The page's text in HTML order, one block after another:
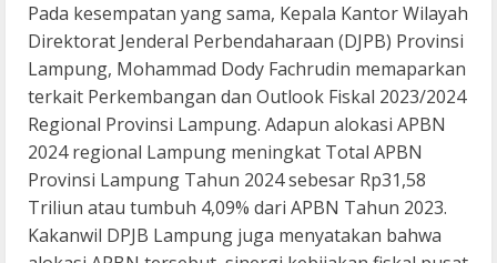
Pada kesempatan yang sama, Kepala Kantor Wilayah
Direktorat Jenderal Perbendaharaan (DJPB) Provinsi
Lampung, Mohammad Dody Fachrudin memaparkan
terkait Perkembangan dan Outlook Fiskal 2023/2024
Regional Provinsi Lampung. Adapun alokasi APBN
2024 regional Lampung meningkat Total APBN
Provinsi Lampung Tahun 2024 sebesar Rp31,58
Triliun atau tumbuh 4,09% dari APBN Tahun 2023.
Kakanwil DPJB Lampung juga menyatakan bahwa